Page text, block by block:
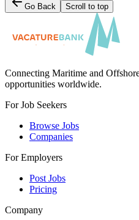
Go Back Scroll to top
Connecting Maritime and
opportunities worldwide.
For Job Seekers
Browse Jobs
Companies
For Employers
Post Jobs
Pricing
Company